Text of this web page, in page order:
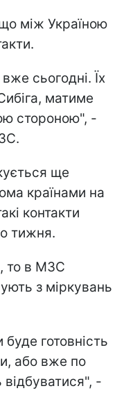
між Україною
сьогодні. Їх
матиме
стороною", -
ще
країнами на
контакти
тижня.
то в МЗС
з міркувань
готовність
або вже по
відбуватися", -